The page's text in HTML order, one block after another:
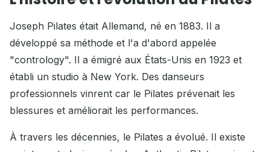
Joseph Pilates était Allemand, né en 1883. Il a
développé sa méthode et l'a d'abord appelée
"contrology". Il a émigré aux États-Unis en 1923 et
établi un studio à New York. Des danseurs
professionnels vinrent car le Pilates prévenait les
blessures et améliorait les performances.
À travers les décennies, le Pilates a évolué. Il existe